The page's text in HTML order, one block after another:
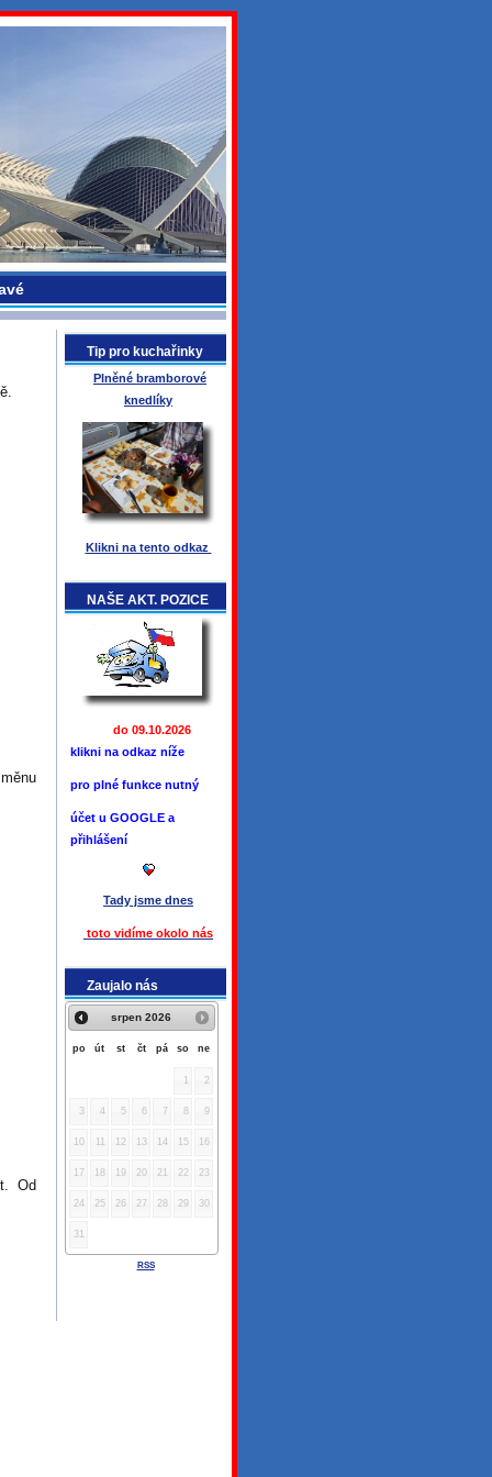
Tip pro kuchařinky
Plněné bramborové
knedlíky
Klikni na tento odkaz
NAŠE AKT. POZICE
do 09.10.2026
klikni na odkaz níže
pro plné funkce nutný
účet u GOOGLE a
přihlášení
Tady jsme dnes
toto vidíme okolo nás
Zaujalo nás
srpen 2026
po út st čt pá so ne
1 2
3 4 5 6 7 8 9
10 11 12 13 14 15 16
17 18 19 20 21 22 23
24 25 26 27 28 29 30
31
RSS
Od